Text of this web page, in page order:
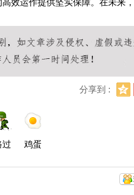
效运作提供坚实保障。在未来
分享到 :
过 鸡蛋